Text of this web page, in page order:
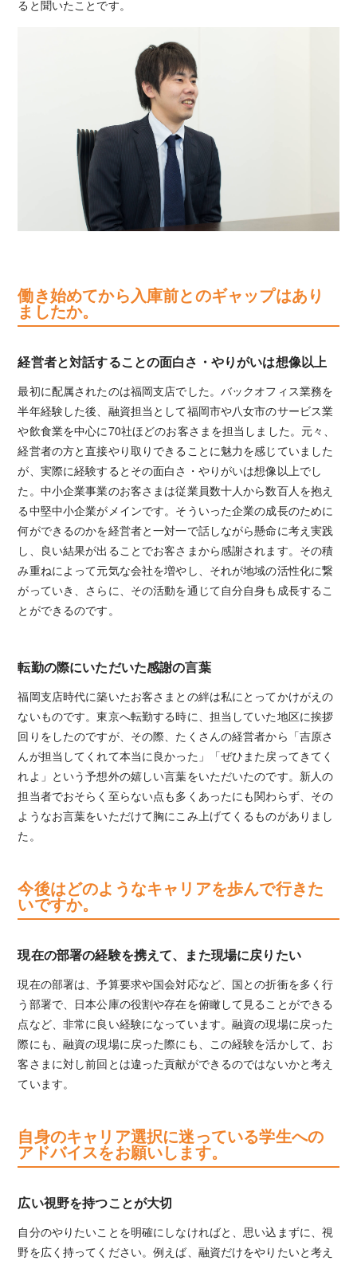
ると聞いたことです。
働き始めてから入庫前とのギャップはあり
ましたか。
経営者と対話することの面白さ・やりがいは想像以上
最初に配属されたのは福岡支店でした。バックオフィス業務を
半年経験した後、融資担当として福岡市や八女市のサービス業
や飲食業を中心に70社ほどのお客さまを担当しました。元々、
経営者の方と直接やり取りできることに魅力を感じていました
が、実際に経験するとその面白さ・やりがいは想像以上でし
た。中小企業事業のお客さまは従業員数十人から数百人を抱え
る中堅中小企業がメインです。そういった企業の成長のために
何ができるのかを経営者と一対一で話しながら懸命に考え実践
し、良い結果が出ることでお客さまから感謝されます。その積
み重ねによって元気な会社を増やし、それが地域の活性化に繋
がっていき、さらに、その活動を通じて自分自身も成長するこ
とができるのです。
転勤の際にいただいた感謝の言葉
福岡支店時代に築いたお客さまとの絆は私にとってかけがえの
ないものです。東京へ転勤する時に、担当していた地区に挨拶
回りをしたのですが、その際、たくさんの経営者から「吉原さ
んが担当してくれて本当に良かった」「ぜひまた戻ってきてく
れよ」という予想外の嬉しい言葉をいただいたのです。新人の
担当者でおそらく至らない点も多くあったにも関わらず、その
ようなお言葉をいただけて胸にこみ上げてくるものがありまし
た。
今後はどのようなキャリアを歩んで行きた
いですか。
現在の部署の経験を携えて、また現場に戻りたい
現在の部署は、予算要求や国会対応など、国との折衝を多く行
う部署で、日本公庫の役割や存在を俯瞰して見ることができる
点など、非常に良い経験になっています。融資の現場に戻った
際にも、融資の現場に戻った際にも、この経験を活かして、お
客さまに対し前回とは違った貢献ができるのではないかと考え
ています。
自身のキャリア選択に迷っている学生への
アドバイスをお願いします。
広い視野を持つことが大切
自分のやりたいことを明確にしなければと、思い込まずに、視
野を広く持ってください。例えば、融資だけをやりたいと考え